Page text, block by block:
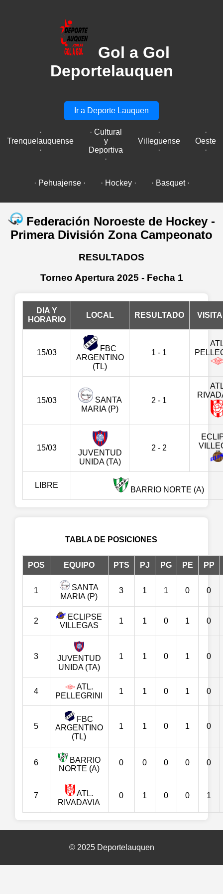
Gol a Gol
Deportelauquen
Ir a Deporte Lauquen
·
Trenquelauquense
·
· Cultural
y
Deportiva
·
·
Villeguense
·
·
Oeste
·
· Pehuajense · · Hockey · · Basquet ·
Federación Noroeste de Hockey -
Primera División Zona Campeonato
RESULTADOS
Torneo Apertura 2025 - Fecha 1
DIA Y
HORARIO
LOCAL RESULTADO
15/03
FBC
ARGENTINO
(TL)
1 - 1
15/03
SANTA
MARIA (P)
2 - 1
15/03
JUVENTUD
UNIDA (TA)
2 - 2
LIBRE
BARRIO NORTE (A)
TABLA DE POSICIONES
POS EQUIPO PTS PJ PG PE PP
1
SANTA
MARIA (P)
3 1 1 0 0
2
ECLIPSE
VILLEGAS
1 1 0 1 0
3
JUVENTUD
UNIDA (TA)
1 1 0 1 0
4
ATL.
PELLEGRINI
1 1 0 1 0
5
FBC
ARGENTINO
(TL)
1 1 0 1 0
6
BARRIO
NORTE (A)
0 0 0 0 0
7
ATL.
RIVADAVIA
0 1 0 0 1
© 2025 Deportelauquen